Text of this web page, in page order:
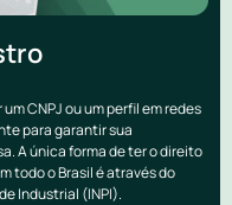
CNPJ ou um perfil em redes
para garantir sua
A única forma de ter o direito
todo o Brasil é através do
Industrial (INPI).